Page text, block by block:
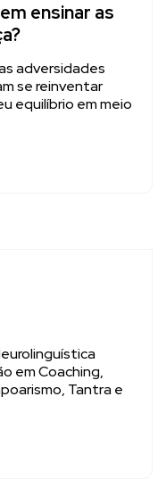
ensinar as
adversidades
se reinventar
equilíbrio em meio
em Coaching,
Tantra e